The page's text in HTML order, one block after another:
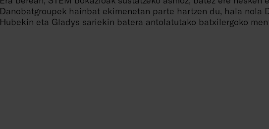
Danobatgroupek hainbat ekimenetan parte hartzen du, hala nola
Hubekin eta Gladys sariekin batera antolatutako batxilergoko